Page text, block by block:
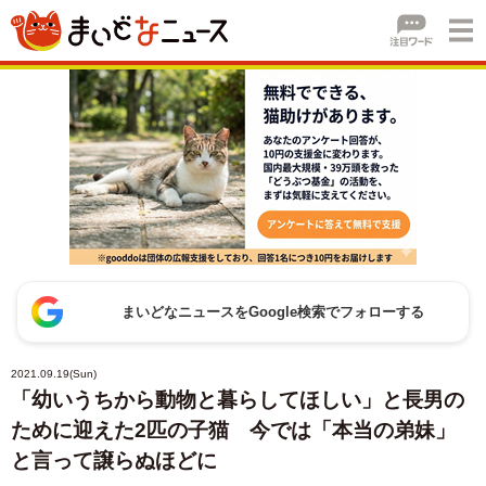
まいどなニュースをGoogle検索でフォローする
2021.09.19(Sun)
「幼いうちから動物と暮らしてほしい」と長男の
ために迎えた2匹の子猫 今では「本当の弟妹」
と言って譲らぬほどに